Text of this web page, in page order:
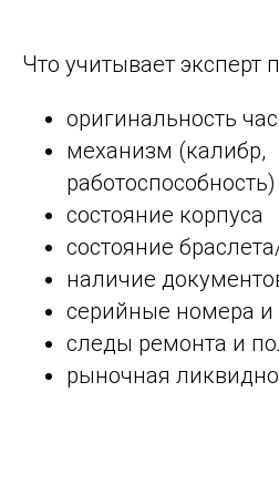
Что учитывает эксперт
оригинальность
механизм (калибр,
работоспособность)
состояние корпуса
состояние
наличие
серийные номера и
следы ремонта и
рыночная